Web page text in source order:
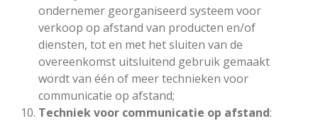
ondernemer georganiseerd systeem voor
verkoop op afstand van producten en/of
diensten, tot en met het sluiten van de
overeenkomst uitsluitend gebruik gemaakt
wordt van één of meer technieken voor
communicatie op afstand;
Techniek voor communicatie op afstand: